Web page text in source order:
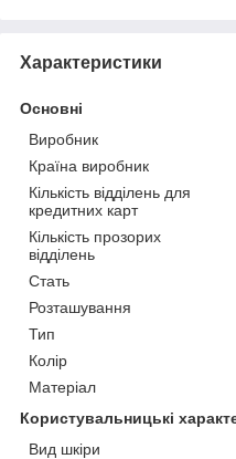
Характеристики
Основні
Виробник
Країна виробник
Кількість відділень для
кредитних карт
Кількість прозорих
відділень
Стать
Розташування
Тип
Колір
Матеріал
Користувальницькі
Вид шкіри